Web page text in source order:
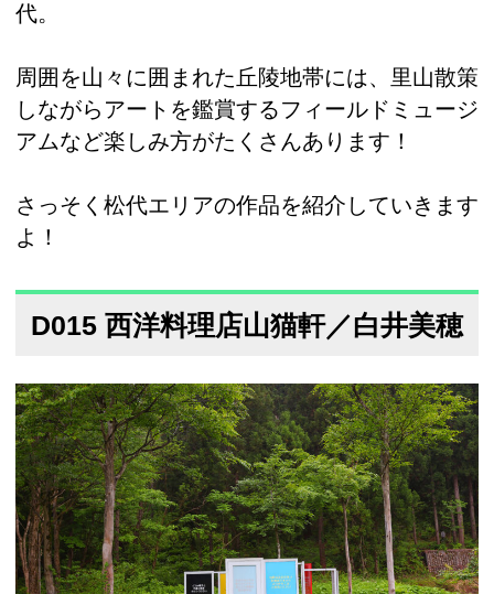
代。
周囲を山々に囲まれた丘陵地帯には、里山散策
しながらアートを鑑賞するフィールドミュージ
アムなど楽しみ方がたくさんあります！
さっそく松代エリアの作品を紹介していきます
よ！
D015 西洋料理店山猫軒／白井美穂